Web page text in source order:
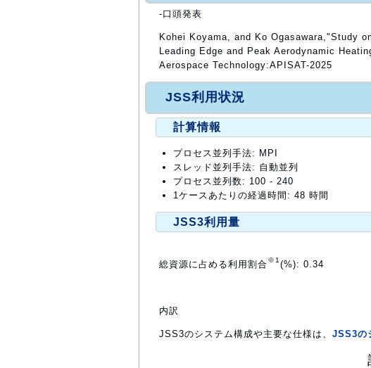
-口頭発表
Kohei Koyama, and Ko Ogasawara,"Study
Leading Edge and Peak Aerodynamic
Aerospace Technology:APISAT-2025
JSS利用状況
計算情報
プロセス並列手法: MPI
スレッド並列手法: 自動並列
プロセス並列数: 100 - 240
1ケースあたりの経過時間: 48 時間
JSS3利用量
総資源に占める利用割合※1 (%): 0.34
内訳
JSS3のシステム構成や主要な仕様は、 JSS3の